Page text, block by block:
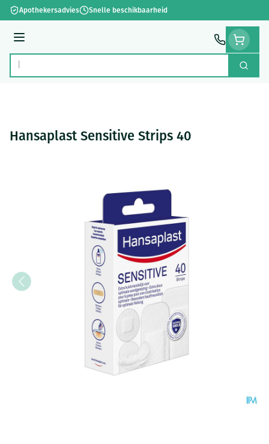
Ga naar de inhoud
Apothekersadvies Snelle beschikbaarheid
Menu
Product, merk, categorie... Zoek
Hansaplast Sensitive Strips 40